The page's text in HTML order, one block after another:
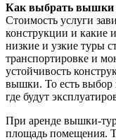
Как выбрать вышки
Стоимость услуги
конструкции и
низкие и узкие туры
транспортировке и
устойчивость
вышки. То есть выбор
где будут
При аренде вышки-
площадь помещения.